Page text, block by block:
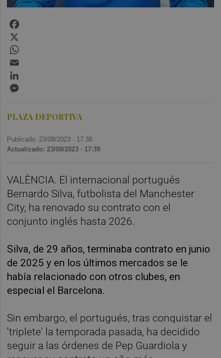
PLAZA DEPORTIVA
Publicado: 23/08/2023 · 17:38
Actualizado: 23/08/2023 · 17:39
VALÈNCIA. El internacional portugués
Bernardo Silva, futbolista del Manchester
City, ha renovado su contrato con el
conjunto inglés hasta 2026.
Silva, de 29 años, terminaba contrato en junio
de 2025 y en los últimos mercados se le
había relacionado con otros clubes, en
especial el Barcelona.
Sin embargo, el portugués, tras conquistar el
'triplete' la temporada pasada, ha decidido
seguir a las órdenes de Pep Guardiola y